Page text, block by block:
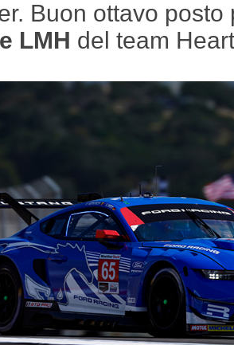
Buon ottavo posto
LMH del team